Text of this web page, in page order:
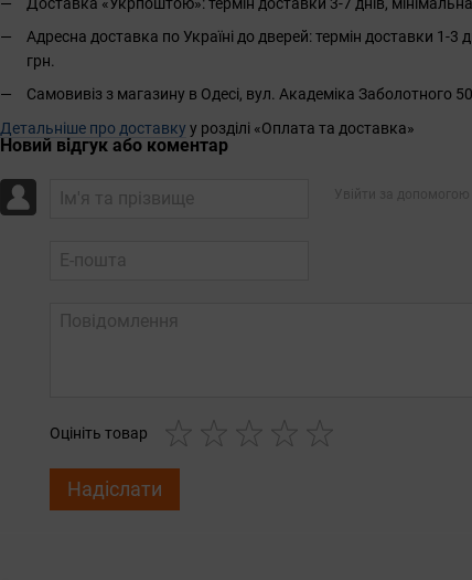
Адресна доставка по Україні до дверей: термін доставки 1-3
грн.
Самовивіз з магазину в Одесі, вул. Академіка Заболотного
Детальніше про доставку у розділі «Оплата та доставка»
Новий відгук або коментар
Оцініть товар
Надіслати